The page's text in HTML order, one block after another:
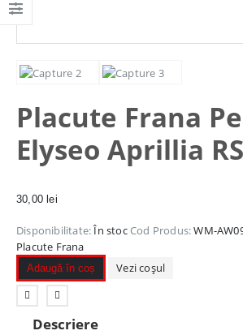
Placute Frana
Elyseo Aprillia
30,00lei
Disponibilitate:În stocCod Produs:WM-
Placute Frana
Adaugă în coș Vezi coșul
Descriere